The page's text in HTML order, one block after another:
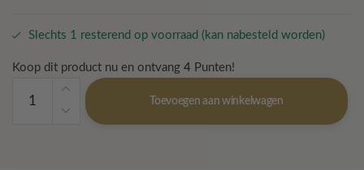
Slechts 1 resterend op voorraad (kan nabesteld worden)
Koop dit product nu en ontvang 4 Punten!
Showerpuff
Toevoegen aan winkelwagen